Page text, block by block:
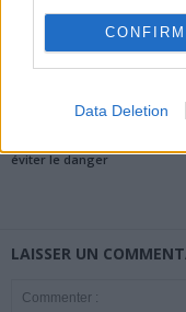
CONFIRM
Data Deletion
Canicule : les conseils
éviter le danger
LAISSER UN